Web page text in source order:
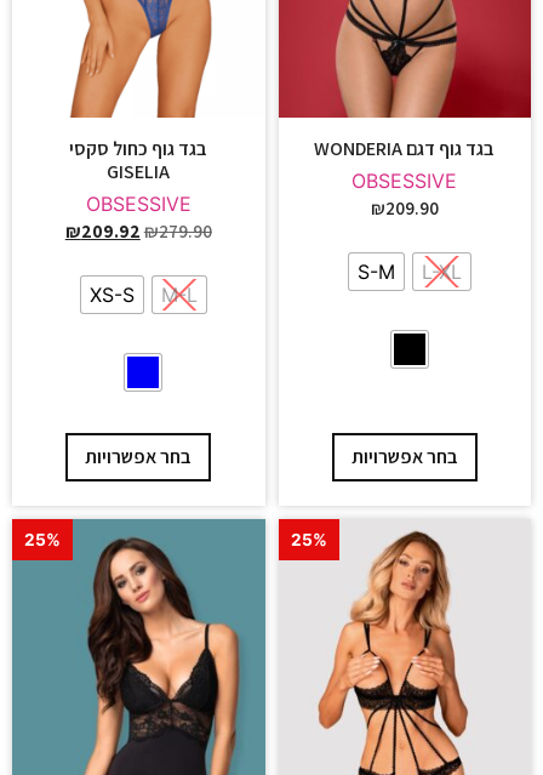
בגד גוף דגם WONDERIA
OBSESSIVE
₪209.90
L-XL
S-M
בחר אפשרויות
בגד גוף כחול סקסי
GISELIA
OBSESSIVE
₪279.90
₪209.92
M-L
XS-S
בחר אפשרויות
25%
25%